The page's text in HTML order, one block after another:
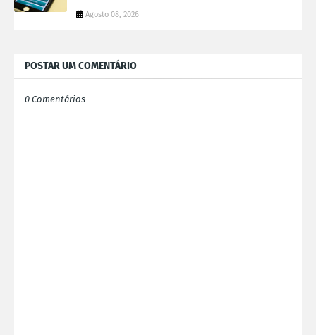
Agosto 08, 2026
POSTAR UM COMENTÁRIO
0 Comentários